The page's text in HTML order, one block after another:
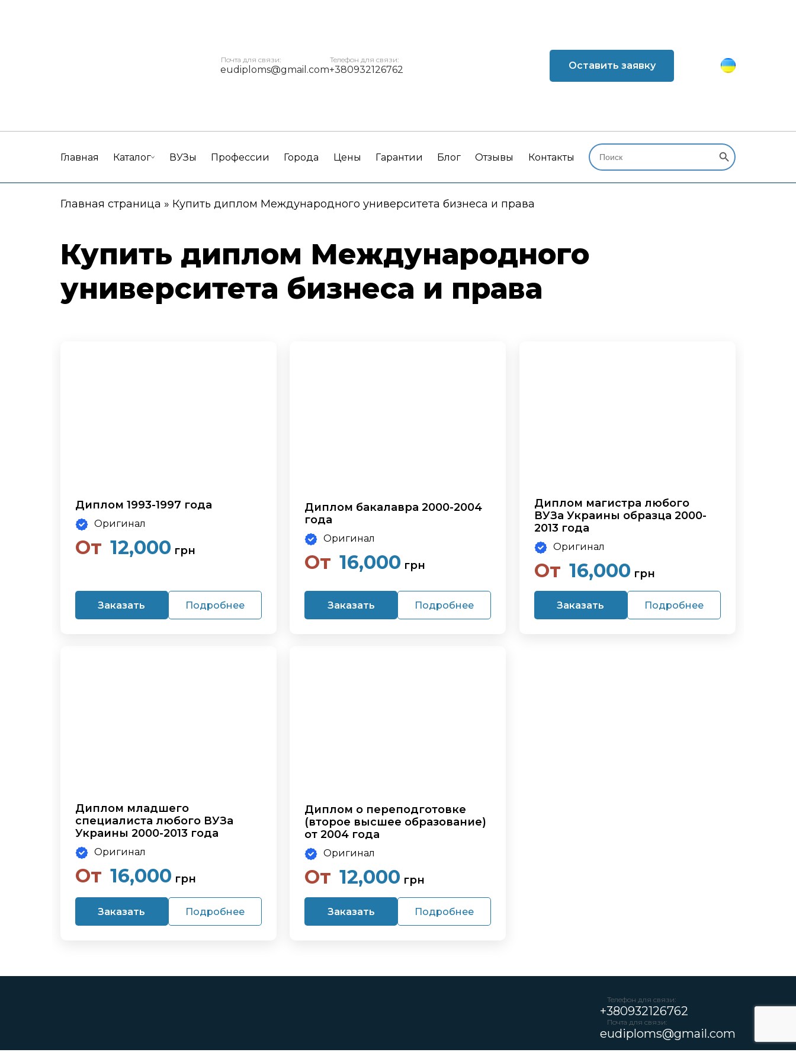
Почта для связи:
eudiploms@gmail.com
Телефон для связи:
+380932126762 Оставить заявку
Главная Каталог ВУЗы Профессии Города Цены Гарантии Блог Отзывы Контакты
Search
for:
Search Button
Главная страница » Купить диплом Международного университета бизнеса и права
Купить диплом Международного
университета бизнеса и права
Диплом 1993-1997 года
Оригинал
От 12,000 грн
Заказать Подробнее
Диплом бакалавра 2000-2004
года
Оригинал
От 16,000 грн
Заказать Подробнее
Диплом магистра любого
ВУЗа Украины образца 2000-
2013 года
Оригинал
От 16,000 грн
Заказать Подробнее
Диплом младшего
специалиста любого ВУЗа
Украины 2000-2013 года
Оригинал
От 16,000 грн
Заказать Подробнее
Диплом о переподготовке
(второе высшее образование)
от 2004 года
Оригинал
От 12,000 грн
Заказать Подробнее
Телефон для связи:
+380932126762
Почта для связи:
eudiploms@gmail.com